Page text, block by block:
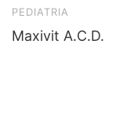
PEDIATRIA
Maxivit A.C.D.